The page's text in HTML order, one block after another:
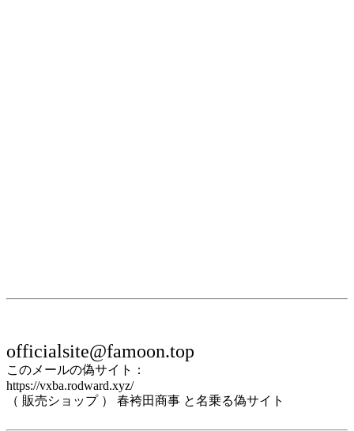
officialsite@famoon.top
このメールの偽サイト：
https://vxba.rodward.xyz/
（ 販売ショップ ） 春袴田商事 と名乗る偽サイト